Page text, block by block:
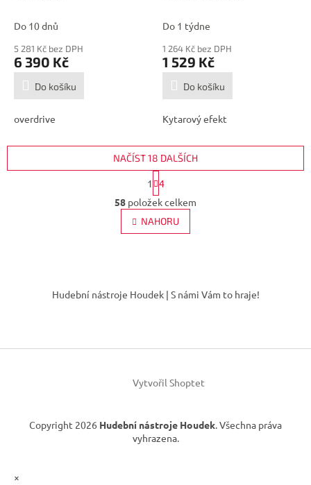
Do 10 dnů
5 281 Kč bez DPH
6 390 Kč
Do košíku
overdrive
Do 1 týdne
1 264 Kč bez DPH
1 529 Kč
Do košíku
Kytarový efekt
O
v
l
á
p
y
ý
s
u
NAČÍST 18 DALŠÍCH
t
r
á
n
k
í
1
4
58 položek celkem
NAHORU
í
Hudební nástroje Houdek | S námi Vám to hraje!
Vytvořil Shoptet
Copyright 2026 Hudební nástroje Houdek. Všechna práva
vyhrazena.
×